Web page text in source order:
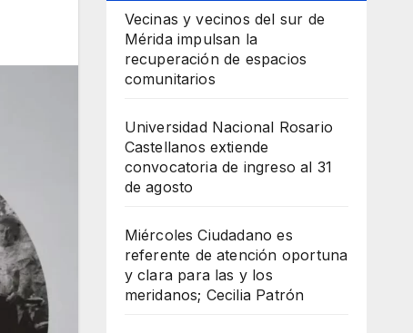
Vecinas y vecinos del sur de
Mérida impulsan la
recuperación de espacios
comunitarios
Universidad Nacional Rosario
Castellanos extiende
convocatoria de ingreso al 31
de agosto
Miércoles Ciudadano es
referente de atención oportuna
y clara para las y los
meridanos; Cecilia Patrón